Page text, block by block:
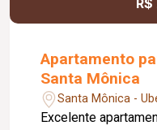
Apartamento
Santa Mônica
Santa Mônica -
Excelente